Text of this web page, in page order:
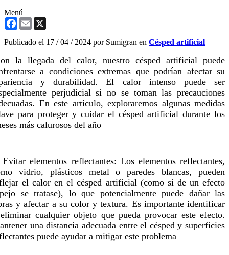
Menú
Facebook
Email
Publicado el 17 / 04 / 2024 por Sumigran en Césped artificial
la llegada del calor, nuestro césped artificial puede
a condiciones extremas que podrían afectar su
y durabilidad. El calor intenso puede ser
perjudicial si no se toman las precauciones
En este artículo, exploraremos algunas medidas
para proteger y cuidar el césped artificial durante los
más calurosos del año
elementos reflectantes: Los elementos reflectantes,
vidrio, plásticos metal o paredes blancas, pueden
el calor en el césped artificial (como si de un efecto
se tratase), lo que potencialmente puede dañar las
y afectar a su color y textura. Es importante identificar
cualquier objeto que pueda provocar este efecto.
una distancia adecuada entre el césped y superficies
puede ayudar a mitigar este problema